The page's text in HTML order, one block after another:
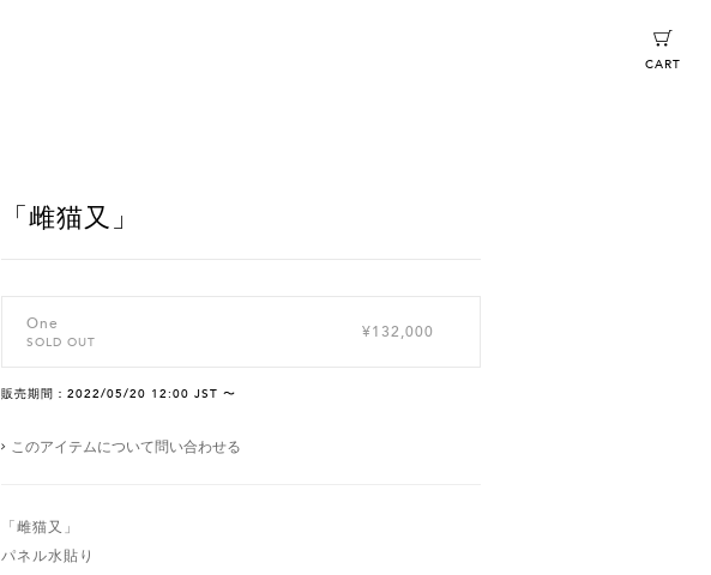
CART
「雌猫又」
One
SOLD OUT
¥132,000
販売期間：2022/05/20 12:00 JST 〜
このアイテムについて問い合わせる
「雌猫又」
パネル水貼り